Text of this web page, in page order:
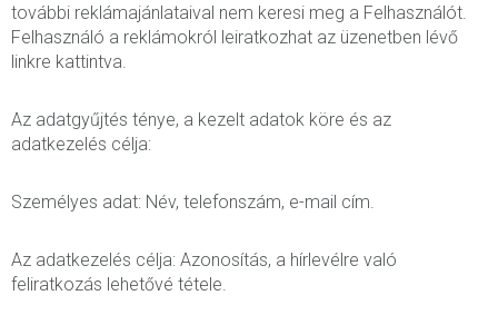
további reklámajánlataival nem keresi meg a Felhasználót.
Felhasználó a reklámokról leiratkozhat az üzenetben lévő
linkre kattintva.
Az adatgyűjtés ténye, a kezelt adatok köre és az
adatkezelés célja:
Személyes adat: Név, telefonszám, e-mail cím.
Az adatkezelés célja: Azonosítás, a hírlevélre való
feliratkozás lehetővé tétele.